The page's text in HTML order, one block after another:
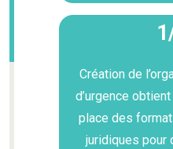
Création de
d’urgence
place des
juridiques pour